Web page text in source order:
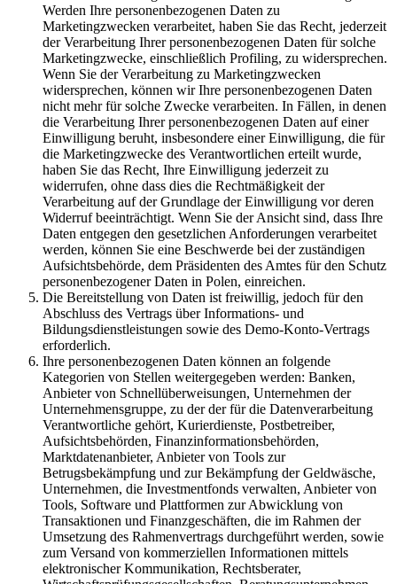
Werden Ihre personenbezogenen Daten zu
Marketingzwecken verarbeitet, haben Sie das Recht, jederzeit
der Verarbeitung Ihrer personenbezogenen Daten für solche
Marketingzwecke, einschließlich Profiling, zu widersprechen.
Wenn Sie der Verarbeitung zu Marketingzwecken
widersprechen, können wir Ihre personenbezogenen Daten
nicht mehr für solche Zwecke verarbeiten. In Fällen, in denen
die Verarbeitung Ihrer personenbezogenen Daten auf einer
Einwilligung beruht, insbesondere einer Einwilligung, die für
die Marketingzwecke des Verantwortlichen erteilt wurde,
haben Sie das Recht, Ihre Einwilligung jederzeit zu
widerrufen, ohne dass dies die Rechtmäßigkeit der
Verarbeitung auf der Grundlage der Einwilligung vor deren
Widerruf beeinträchtigt. Wenn Sie der Ansicht sind, dass Ihre
Daten entgegen den gesetzlichen Anforderungen verarbeitet
werden, können Sie eine Beschwerde bei der zuständigen
Aufsichtsbehörde, dem Präsidenten des Amtes für den Schutz
personenbezogener Daten in Polen, einreichen.
Die Bereitstellung von Daten ist freiwillig, jedoch für den
Abschluss des Vertrags über Informations- und
Bildungsdienstleistungen sowie des Demo-Konto-Vertrags
erforderlich.
Ihre personenbezogenen Daten können an folgende
Kategorien von Stellen weitergegeben werden: Banken,
Anbieter von Schnellüberweisungen, Unternehmen der
Unternehmensgruppe, zu der der für die Datenverarbeitung
Verantwortliche gehört, Kurierdienste, Postbetreiber,
Aufsichtsbehörden, Finanzinformationsbehörden,
Marktdatenanbieter, Anbieter von Tools zur
Betrugsbekämpfung und zur Bekämpfung der Geldwäsche,
Unternehmen, die Investmentfonds verwalten, Anbieter von
Tools, Software und Plattformen zur Abwicklung von
Transaktionen und Finanzgeschäften, die im Rahmen der
Umsetzung des Rahmenvertrags durchgeführt werden, sowie
zum Versand von kommerziellen Informationen mittels
elektronischer Kommunikation, Rechtsberater,